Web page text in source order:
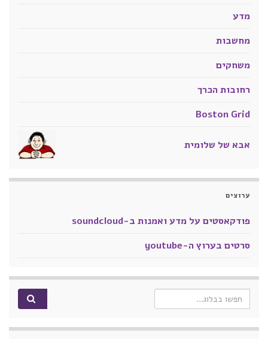
מדע
מחשבות
משחקים
רחובות הכרך
Boston Grid
אבא של שלומית
ערוצים
פודקאסטים על מדע ואמנות ב-soundcloud
סרטים בערוץ ה-youtube
Search for: